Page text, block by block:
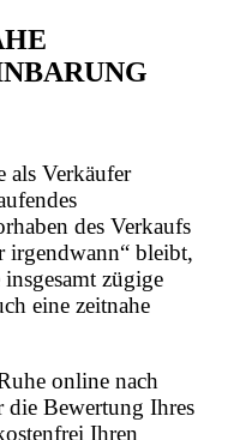
als Verkäufer
des Verkaufs
irgendwann“ bleibt,
zügige
eine zeitnahe
online nach
die Bewertung Ihres
Ihren